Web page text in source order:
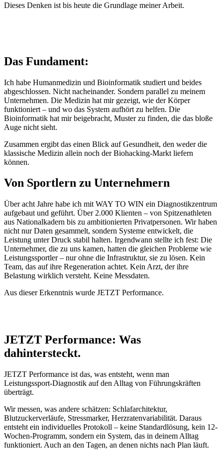
Dieses Denken ist bis heute die Grundlage meiner Arbeit.
Das Fundament:
Ich habe Humanmedizin und Bioinformatik studiert und beides
abgeschlossen. Nicht nacheinander. Sondern parallel zu meinem
Unternehmen. Die Medizin hat mir gezeigt, wie der Körper
funktioniert – und wo das System aufhört zu helfen. Die
Bioinformatik hat mir beigebracht, Muster zu finden, die das bloße
Auge nicht sieht.
Zusammen ergibt das einen Blick auf Gesundheit, den weder die
klassische Medizin allein noch der Biohacking-Markt liefern
können.
Von Sportlern zu Unternehmern
Über acht Jahre habe ich mit WAY TO WIN ein Diagnostikzentrum
aufgebaut und geführt. Über 2.000 Klienten – von Spitzenathleten
aus Nationalkadern bis zu ambitionierten Privatpersonen. Wir haben
nicht nur Daten gesammelt, sondern Systeme entwickelt, die
Leistung unter Druck stabil halten. Irgendwann stellte ich fest: Die
Unternehmer, die zu uns kamen, hatten die gleichen Probleme wie
Leistungssportler – nur ohne die Infrastruktur, sie zu lösen. Kein
Team, das auf ihre Regeneration achtet. Kein Arzt, der ihre
Belastung wirklich versteht. Keine Messdaten.
Aus dieser Erkenntnis wurde JETZT Performance.
JETZT Performance: Was
dahintersteckt.
JETZT Performance ist das, was entsteht, wenn man
Leistungssport-Diagnostik auf den Alltag von Führungskräften
überträgt.
Wir messen, was andere schätzen: Schlafarchitektur,
Blutzuckerverläufe, Stressmarker, Herzratenvariabilität. Daraus
entsteht ein individuelles Protokoll – keine Standardlösung, kein 12-
Wochen-Programm, sondern ein System, das in deinem Alltag
funktioniert. Auch an den Tagen, an denen nichts nach Plan läuft.